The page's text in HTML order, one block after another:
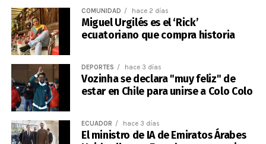
COMUNIDAD hace 2 días
Miguel Urgilés es el ‘Rick’
ecuatoriano que compra historia
DEPORTES hace 3 días
Vozinha se declara "muy feliz" de
estar en Chile para unirse a Colo Colo
ECUADOR hace 3 días
El ministro de IA de Emiratos Árabes